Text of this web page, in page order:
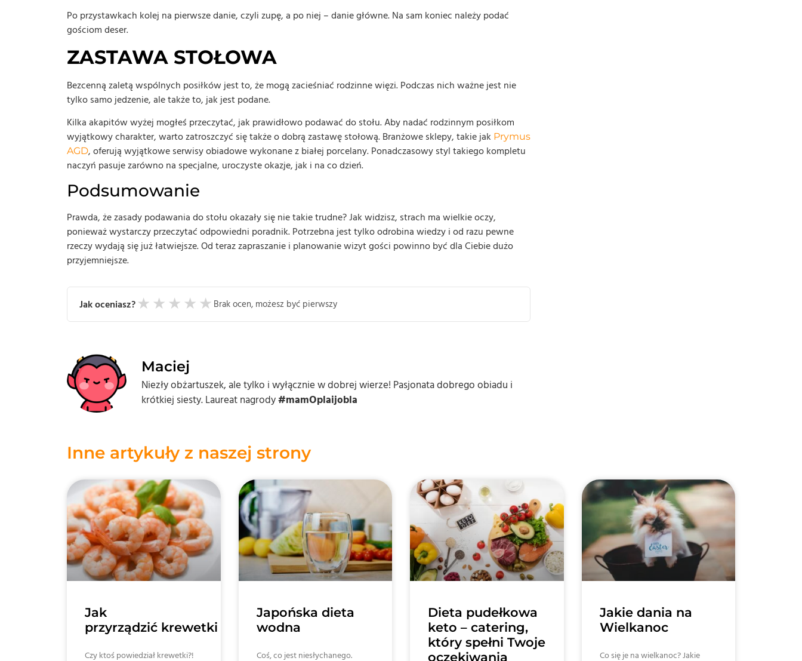
Po przystawkach kolej na pierwsze danie, czyli zupę, a po niej – danie główne. Na sam koniec należy podać
gościom deser.
ZASTAWA STOŁOWA
Bezcenną zaletą wspólnych posiłków jest to, że mogą zacieśniać rodzinne więzi. Podczas nich ważne jest nie
tylko samo jedzenie, ale także to, jak jest podane.
Kilka akapitów wyżej mogłeś przeczytać, jak prawidłowo podawać do stołu. Aby nadać rodzinnym posiłkom
wyjątkowy charakter, warto zatroszczyć się także o dobrą zastawę stołową. Branżowe sklepy, takie jak Prymus
AGD, oferują wyjątkowe serwisy obiadowe wykonane z białej porcelany. Ponadczasowy styl takiego kompletu
naczyń pasuje zarówno na specjalne, uroczyste okazje, jak i na co dzień.
Podsumowanie
Prawda, że zasady podawania do stołu okazały się nie takie trudne? Jak widzisz, strach ma wielkie oczy,
ponieważ wystarczy przeczytać odpowiedni poradnik. Potrzebna jest tylko odrobina wiedzy i od razu pewne
rzeczy wydają się już łatwiejsze. Od teraz zapraszanie i planowanie wizyt gości powinno być dla Ciebie dużo
przyjemniejsze.
Jak oceniasz? ★ ★ ★ ★ ★ Brak ocen, możesz być pierwszy
Maciej
Niezły obżartuszek, ale tylko i wyłącznie w dobrej wierze! Pasjonata dobrego obiadu i
krótkiej siesty. Laureat nagrody#mamOplaijobla
Inne artykuły z naszej strony
Jak
przyrządzić krewetki
Czy ktoś powiedział krewetki?!
Japońska dieta
wodna
Coś, co jest niesłychanego.
Dieta pudełkowa
keto – catering,
który spełni Twoje
oczekiwania
Jakie dania na
Wielkanoc
Co się je na wielkanoc? Jakie